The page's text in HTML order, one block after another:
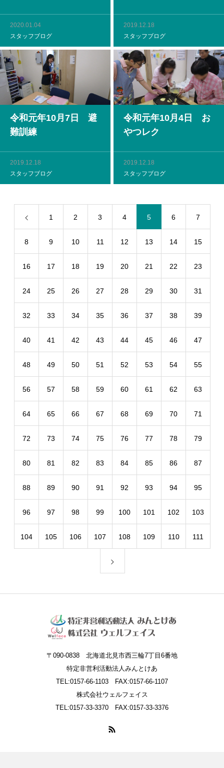
2020.01.04
スタッフブログ
2019.12.18
スタッフブログ
令和元年10月7日 避
難訓練
2019.12.18
スタッフブログ
令和元年10月4日 お
やつレク
2019.12.18
スタッフブログ
1 2 3 4 5 6 7
8 9 10 11 12 13 14 15
16 17 18 19 20 21 22 23
24 25 26 27 28 29 30 31
32 33 34 35 36 37 38 39
40 41 42 43 44 45 46 47
48 49 50 51 52 53 54 55
56 57 58 59 60 61 62 63
64 65 66 67 68 69 70 71
72 73 74 75 76 77 78 79
80 81 82 83 84 85 86 87
88 89 90 91 92 93 94 95
96 97 98 99 100 101 102 103
104 105 106 107 108 109 110 111
〒090-0838 北海道北見市西三輪7丁目6番地
特定非営利活動法人みんとけあ
TEL:0157-66-1103 FAX:0157-66-1107
株式会社ウェルフェイス
TEL:0157-33-3370 FAX:0157-33-3376